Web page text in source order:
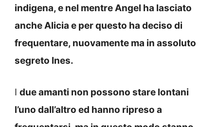
indigena, e nel mentre Angel ha lasciato
anche Alicia e per questo ha deciso di
frequentare, nuovamente ma in assoluto
segreto Ines.
I due amanti non possono stare lontani
l’uno dall’altro ed hanno ripreso a